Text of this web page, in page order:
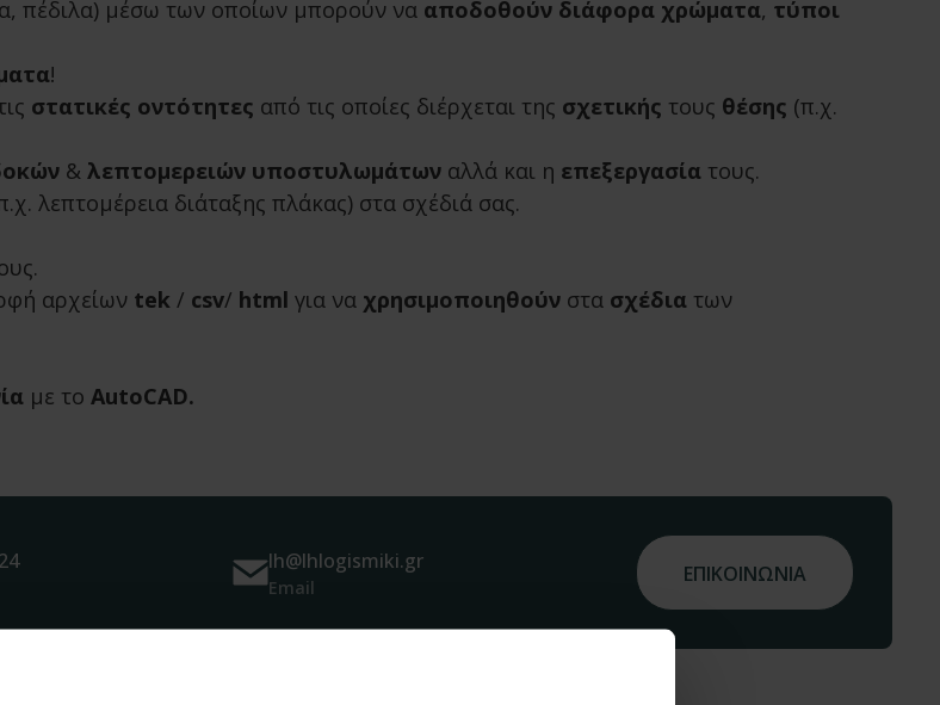
πέδιλα) μέσω των οποίων μπορούν να αποδοθούν διάφορα χρώματα, τύποι
!
στατικές οντότητες από τις οποίες διέρχεται της σχετικής τους θέσης (π.χ.
& λεπτομερειών υποστυλωμάτων αλλά και η επεξεργασία τους.
λεπτομέρεια διάταξης πλάκας) στα σχέδιά σας.
αρχείων tek / csv/ html για να χρησιμοποιηθούν στα σχέδια των
με το AutoCAD.
lh@lhlogismiki.gr
Email ΕΠΙΚΟΙΝΩΝΙΑ